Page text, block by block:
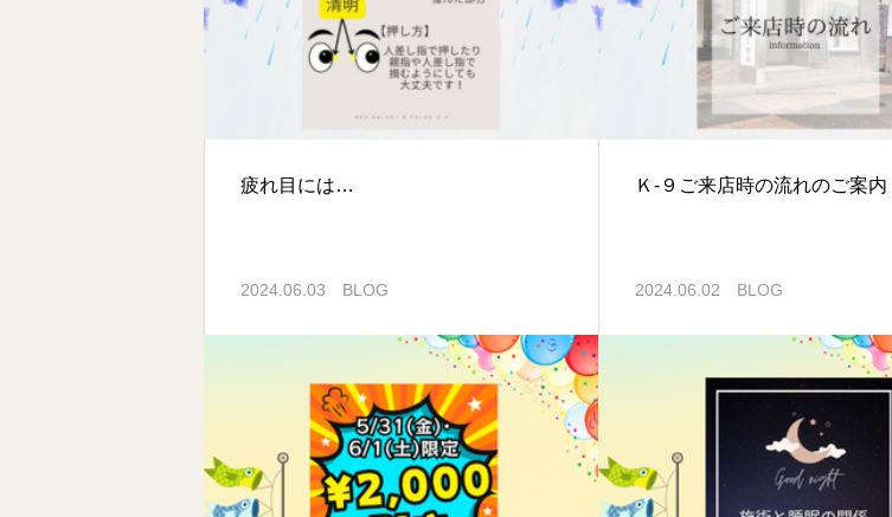
疲れ目には…
2024.06.03 BLOG
Ｋ-９ご来店時の流れのご案内
2024.06.02 BLOG